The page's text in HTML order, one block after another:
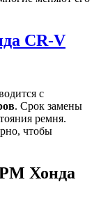
CR-V
с
. Срок замены
ремня.
чтобы
Хонда